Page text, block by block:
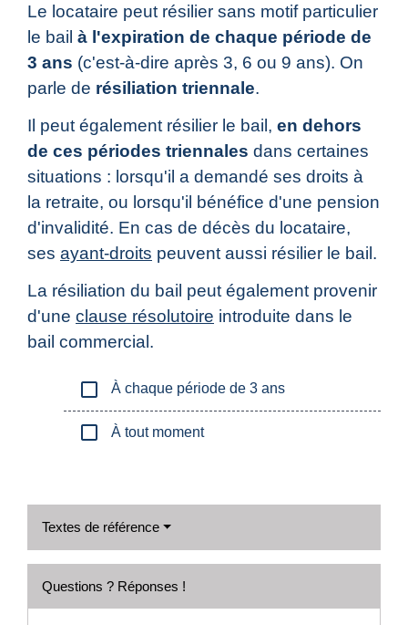
Le locataire peut résilier sans motif particulier
le bail à l'expiration de chaque période de
3 ans (c'est-à-dire après 3, 6 ou 9 ans). On
parle de résiliation triennale.
Il peut également résilier le bail, en dehors
de ces périodes triennales dans certaines
situations : lorsqu'il a demandé ses droits à
la retraite, ou lorsqu'il bénéfice d'une pension
d'invalidité. En cas de décès du locataire,
ses ayant-droits peuvent aussi résilier le bail.
La résiliation du bail peut également provenir
d'une clause résolutoire introduite dans le
bail commercial.
check_box_outline_blank À chaque période de 3 ans
check_box_outline_blank À tout moment
Textes de référence
Questions ? Réponses !